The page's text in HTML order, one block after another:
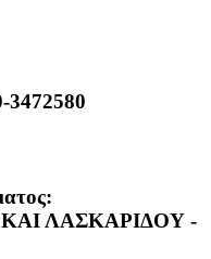
3472580
ΛΑΣΚΑΡΙΔΟΥ -